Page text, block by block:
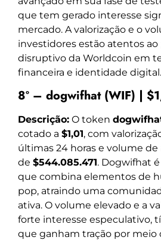
que tem gerado interesse
mercado. A valorização e o
investidores estão atentos ao
disruptivo da Worldcoin em
financeira e identidade digital.
8º – dogwifhat (WIF) |
Descrição: O token
cotado a $1,01, com
últimas 24 horas e volume de
de $544.085.471. Dogwifhat
que combina elementos de
pop, atraindo uma
ativa. O volume elevado e a
forte interesse especulativo,
que ganham tração por meio